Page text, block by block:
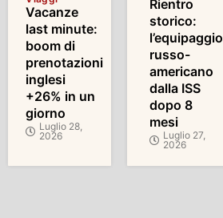
Vacanze
last minute:
boom di
prenotazioni
inglesi
+26% in un
giorno
Luglio 28,
2026
Rientro
storico:
l’equipaggio
russo-
americano
dalla ISS
dopo 8
mesi
Luglio 27,
2026